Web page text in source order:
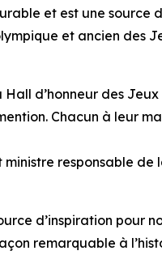
et est une
et ancien des
d’honneur des
Chacun à leur
responsable de
d’inspiration pour
remarquable à